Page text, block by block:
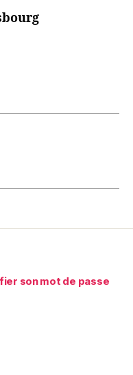
son mot de passe